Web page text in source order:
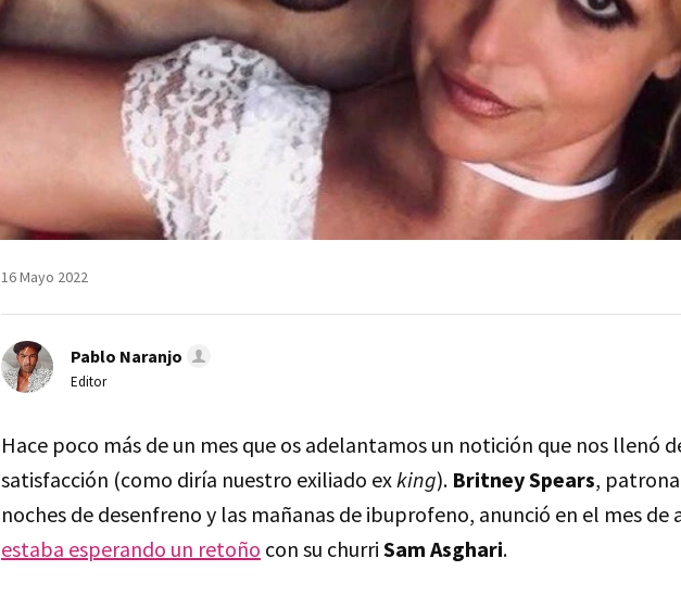
16 Mayo 2022
Pablo Naranjo
Editor
Hace poco más de un mes que os adelantamos un notición que nos llenó
satisfacción (como diría nuestro exiliado exking). Britney Spears,
noches de desenfreno y las mañanas de ibuprofeno, anunció en el mes de
estaba esperando un retoño con su churri Sam Asghari.